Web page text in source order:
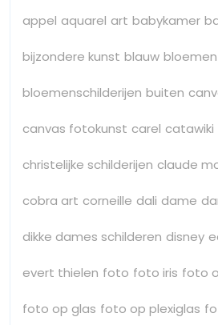
appel aquarel art babykamer
bijzondere kunst blauw bloemen
bloemenschilderijen buiten
canvas fotokunst carel catawiki
christelijke schilderijen claude
cobra art corneille dali dame
dikke dames schilderen disney
evert thielen foto foto iris foto
foto op glas foto op plexiglas